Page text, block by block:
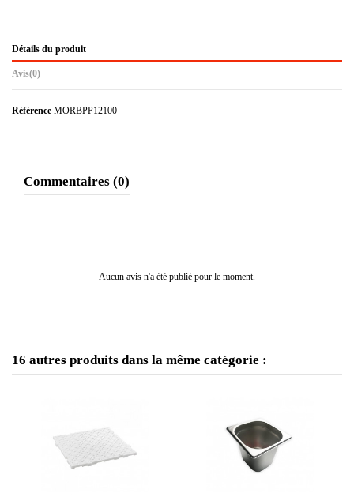
Détails du produit
Avis(0)
Référence MORBPP12100
Commentaires (0)
Aucun avis n'a été publié pour le moment.
16 autres produits dans la même catégorie :